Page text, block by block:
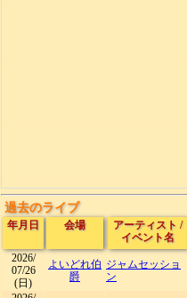
過去のライブ
年月日 会場 アーティスト /
イベント名
2026/
07/26
(日)
よいどれ伯
爵
ジャムセッショ
ン